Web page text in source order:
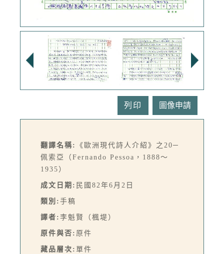
列印
翻譯名稱:
《歐洲現代詩人介紹》之20─
佩索亞（Fernando Pessoa，1888～
1935）
成文日期: 民國82年6月2日
類別: 手稿
譯者: 李魁賢（楓堤）
原件與否: 原件
藏品層次: 單件